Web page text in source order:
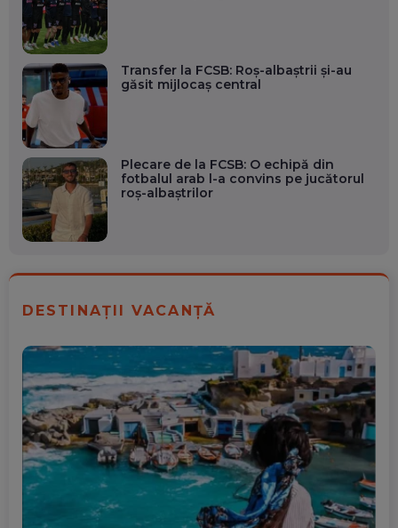
Transfer la FCSB: Roș-albaștrii și-au
găsit mijlocaș central
Plecare de la FCSB: O echipă din
fotbalul arab l-a convins pe jucătorul
roș-albaștrilor
DESTINAȚII VACANȚĂ